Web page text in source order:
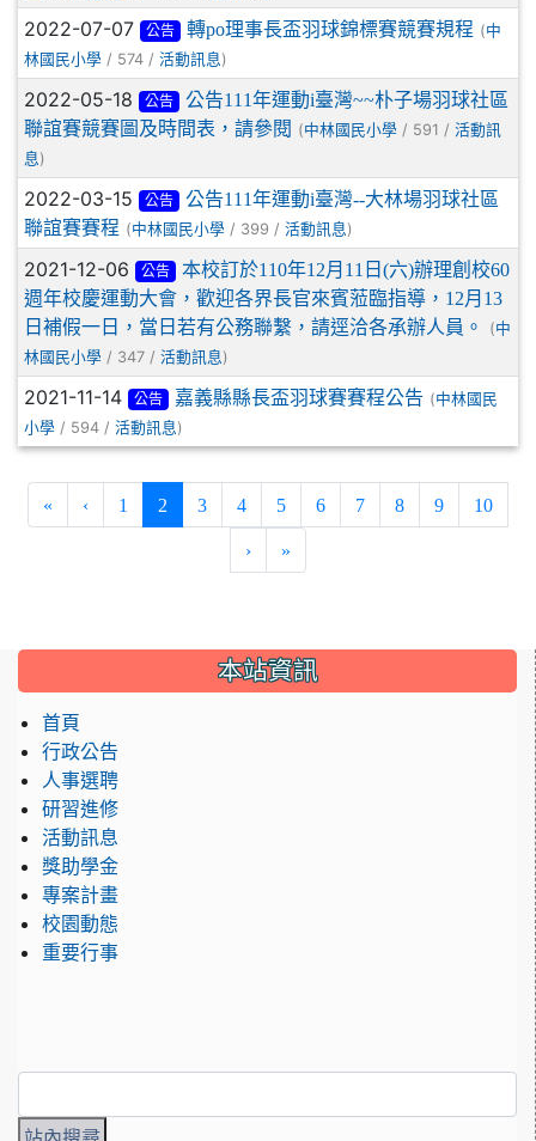
2022-07-07 公告 轉po理事長盃羽球錦標賽競賽規程 (中
林國民小學 / 574 / 活動訊息 )
2022-05-18 公告
公告111年運動i臺灣~~朴子場羽球社區
聯誼賽競賽圖及時間表，請參閱 (中林國民小學 / 591 / 活動訊
息 )
2022-03-15 公告
公告111年運動i臺灣--大林場羽球社區
聯誼賽賽程 (中林國民小學 / 399 / 活動訊息 )
2021-12-06 公告
本校訂於110年12月11日(六)辦理創校60
週年校慶運動大會，歡迎各界長官來賓蒞臨指導，12月13
日補假一日，當日若有公務聯繫，請逕洽各承辦人員。
(中
林國民小學 / 347 / 活動訊息 )
2021-11-14 公告 嘉義縣縣長盃羽球賽賽程公告 (中林國民
小學 / 594 / 活動訊息 )
« ‹ 1 2 (current)
3 4 5 6 7 8 9 10
› »
::: 本站資訊
首頁
行政公告
人事選聘
研習進修
活動訊息
獎助學金
專案計畫
校園動態
重要行事